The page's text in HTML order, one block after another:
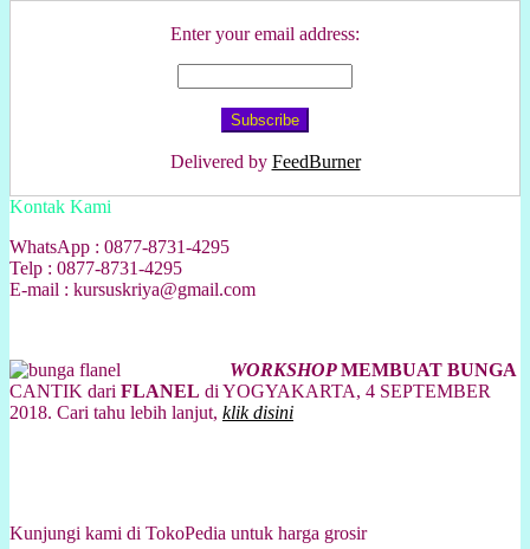
Enter your email address:
Delivered by FeedBurner
Kontak Kami
WhatsApp : 0877-8731-4295
Telp : 0877-8731-4295
E-mail : kursuskriya@gmail.com
WORKSHOPMEMBUAT BUNGA
CANTIK dari FLANEL di YOGYAKARTA, 4 SEPTEMBER
2018. Cari tahu lebih lanjut, klik disini
Kunjungi kami di TokoPedia untuk harga grosir